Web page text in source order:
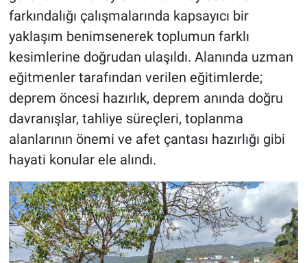
farkındalığı çalışmalarında kapsayıcı bir
yaklaşım benimsenerek toplumun farklı
kesimlerine doğrudan ulaşıldı. Alanında uzman
eğitmenler tarafından verilen eğitimlerde;
deprem öncesi hazırlık, deprem anında doğru
davranışlar, tahliye süreçleri, toplanma
alanlarının önemi ve afet çantası hazırlığı gibi
hayati konular ele alındı.